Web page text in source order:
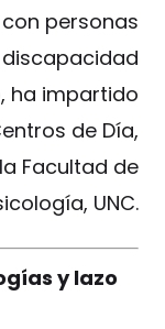
personas
ha impartido
de Día,
Facultad de
UNC.
y lazo